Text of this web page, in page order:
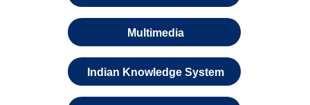
Multimedia
Indian Knowledge System